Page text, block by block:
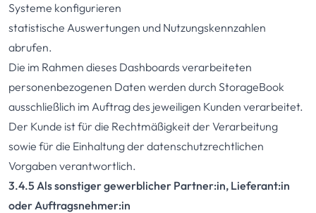
Systeme konfigurieren
statistische Auswertungen und Nutzungskennzahlen
abrufen.
Die im Rahmen dieses Dashboards verarbeiteten
personenbezogenen Daten werden durch StorageBook
ausschließlich im Auftrag des jeweiligen Kunden verarbeitet.
Der Kunde ist für die Rechtmäßigkeit der Verarbeitung
sowie für die Einhaltung der datenschutzrechtlichen
Vorgaben verantwortlich.
3.4.5 Als sonstiger gewerblicher Partner:in, Lieferant:in
oder Auftragsnehmer:in